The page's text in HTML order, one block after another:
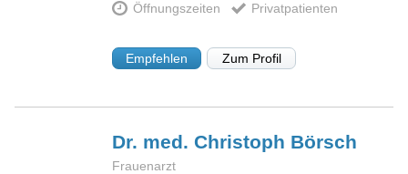
Öffnungszeiten Privatpatienten
Empfehlen Zum Profil
Dr. med. Christoph Börsch
Frauenarzt